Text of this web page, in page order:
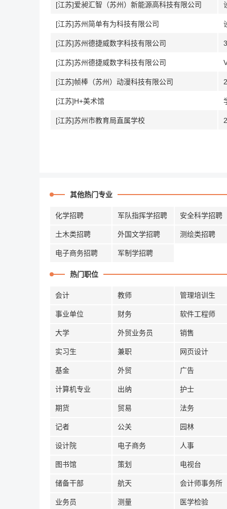
[江苏]爱昶汇智（苏州）新能源高科技有限公司
[江苏]苏州简单有为科技有限公司
[江苏]苏州德捷威数字科技有限公司
[江苏]苏州德捷威数字科技有限公司
[江苏]帧棒（苏州）动漫科技有限公司
[江苏]H+美术馆
[江苏]苏州市教育局直属学校
其他热门专业
化学招聘 军队指挥学招聘 安全科学招聘
土木类招聘 外国文学招聘 测绘类招聘
电子商务招聘 军制学招聘
热门职位
会计 教师 管理培训生
事业单位 财务 软件工程师
大学 外贸业务员 销售
实习生 兼职 网页设计
基金 外贸 广告
计算机专业 出纳 护士
期货 贸易 法务
记者 公关 园林
设计院 电子商务 人事
图书馆 策划 电视台
储备干部 航天 会计师事务所
业务员 测量 医学检验